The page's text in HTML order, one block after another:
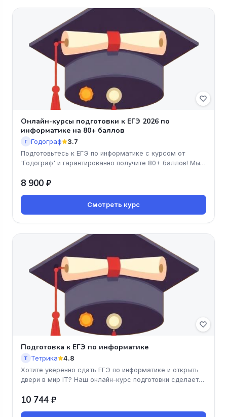
Онлайн-курсы подготовки к ЕГЭ 2026 по
информатике на 80+ баллов
Г Годограф 3.7
Подготовьтесь к ЕГЭ по информатике с курсом от
'Годограф' и гарантированно получите 80+ баллов! Мы
8 900 ₽
Смотреть курс
Подготовка к ЕГЭ по информатике
Т Тетрика 4.8
Хотите уверенно сдать ЕГЭ по информатике и открыть
двери в мир IT? Наш онлайн-курс подготовки сделает
10 744 ₽